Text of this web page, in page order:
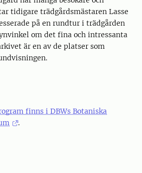
tidigare trädgårdsmästaren Lasse
på en rundtur i trädgården
om det fina och intressanta
är en av de platser som
finns i DBWs Botaniska
.